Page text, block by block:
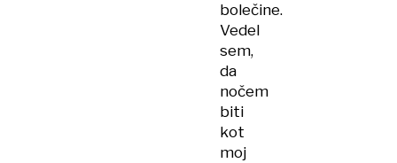
bolečine.
Vedel
sem,
da
nočem
biti
kot
moj